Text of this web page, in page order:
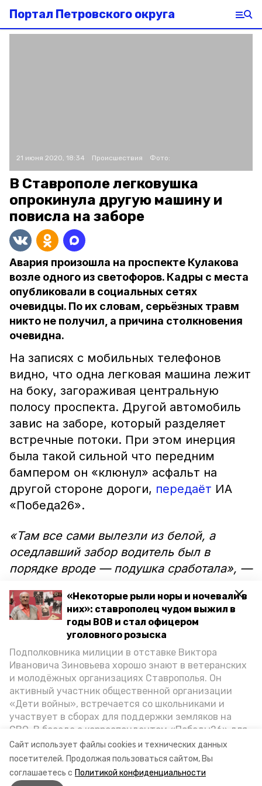
Сайт использует файлы cookies и технических данных
посетителей. Продолжая пользоваться сайтом, Вы
соглашаетесь с Политикой конфиденциальности
«Некоторые рыли норы и ночевали в
них»: ставрополец чудом выжил в
годы ВОВ и стал офицером
уголовного розыска
Подполковника милиции в отставке Виктора
Ивановича Зиновьева хорошо знают в ветеранских
и молодёжных организациях Ставрополья. Он
активный участник общественной организации
«Дети войны», встречается со школьниками и
участвует в сборах для поддержки земляков на
СВО. В беседе с корреспондентом «Победы26» для
спецпроекта «Дети Великой Отечественной»
ветеран рассказал о зверствах оккупантов в годы
ВОВ, о службе в Москве, «богатыре» Фиделе Кастро
и шпионе Пеньковском, о борьбе с криминалом на
Портал Петровского округа
21 июня 2020, 18:34 Происшествия Фото:
В Ставрополе легковушка
опрокинула другую машину и
повисла на заборе
Авария произошла на проспекте Кулакова
возле одного из светофоров. Кадры с места
опубликовали в социальных сетях
очевидцы. По их словам, серьёзных травм
никто не получил, а причина столкновения
очевидна.
На записях с мобильных телефонов
видно, что одна легковая машина лежит
на боку, загораживая центральную
полосу проспекта. Другой автомобиль
завис на заборе, который разделяет
встречные потоки. При этом инерция
была такой сильной что передним
бампером он «клюнул» асфальт на
другой стороне дороги, передаёт ИА
«Победа26».
«Там все сами вылезли из белой, а
оседлавший забор водитель был в
порядке вроде — подушка сработала», —
аварии.
Другие заявляют, что водитель
машины, которая повисла на
ограждении, был пьян.
Напомним, в другой аварии в
Ставрополе участник столкновенияеле
стоял на ногахиз-за опьянения.
Видео: chp_26stav